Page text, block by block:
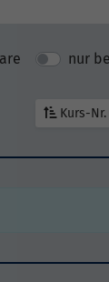
nur
Kurs-Nr.